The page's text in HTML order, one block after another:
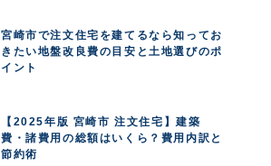
宮崎市で注文住宅を建てるなら知ってお
きたい地盤改良費の目安と土地選びのポ
イント
【2025年版 宮崎市 注文住宅】建築
費・諸費用の総額はいくら？費用内訳と
節約術